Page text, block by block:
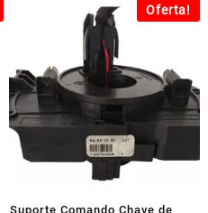
Oferta!
Suporte Comando Chave de